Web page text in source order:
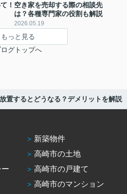
！ 空き家を売却する際の相談先
は？各種専門家の役割も解説
2026.05.19
もっと見る
ログトップへ
置するとどうなる？デメリットを解説
新築物件
高崎市の土地
高崎市の戸建て
高崎市のマンション